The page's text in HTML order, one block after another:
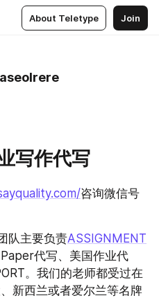
About Teletype Join
写作代写
咨询微信号
队主要负责ASSIGNMENT
代写、美国作业代
。我们的老师都受过在
新西兰或者爱尔兰等名牌